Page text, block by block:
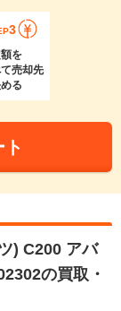
3
を
売却先
る
) C200 アバ
の買取・